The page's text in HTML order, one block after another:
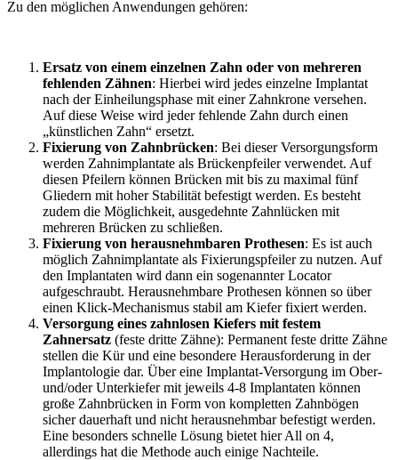
Zu den möglichen Anwendungen gehören:
Ersatz von einem einzelnen Zahn oder von mehreren
fehlenden Zähnen: Hierbei wird jedes einzelne Implantat
nach der Einheilungsphase mit einer Zahnkrone versehen.
Auf diese Weise wird jeder fehlende Zahn durch einen
„künstlichen Zahn“ ersetzt.
Fixierung von Zahnbrücken: Bei dieser Versorgungsform
werden Zahnimplantate als Brückenpfeiler verwendet. Auf
diesen Pfeilern können Brücken mit bis zu maximal fünf
Gliedern mit hoher Stabilität befestigt werden. Es besteht
zudem die Möglichkeit, ausgedehnte Zahnlücken mit
mehreren Brücken zu schließen.
Fixierung von herausnehmbaren Prothesen: Es ist auch
möglich Zahnimplantate als Fixierungspfeiler zu nutzen. Auf
den Implantaten wird dann ein sogenannter Locator
aufgeschraubt. Herausnehmbare Prothesen können so über
einen Klick-Mechanismus stabil am Kiefer fixiert werden.
Versorgung eines zahnlosen Kiefers mit festem
Zahnersatz (feste dritte Zähne): Permanent feste dritte Zähne
stellen die Kür und eine besondere Herausforderung in der
Implantologie dar. Über eine Implantat-Versorgung im Ober-
und/oder Unterkiefer mit jeweils 4-8 Implantaten können
große Zahnbrücken in Form von kompletten Zahnbögen
sicher dauerhaft und nicht herausnehmbar befestigt werden.
Eine besonders schnelle Lösung bietet hier All on 4,
allerdings hat die Methode auch einige Nachteile.